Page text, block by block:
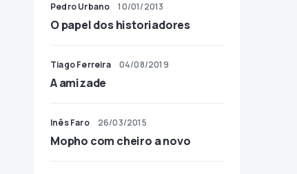
Pedro Urbano 10/01/2013
O papel dos historiadores
Tiago Ferreira 04/08/2019
A amizade
Inês Faro 26/03/2015
Mopho com cheiro a novo